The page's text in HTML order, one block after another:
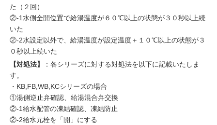
た（２回）
②-1水側全開位置で給湯温度が６０℃以上の状態が３０秒以上続
いた
②-2水設定以外で、給湯温度が設定温度＋１０℃以上の状態が３
０秒以上続いた
【対処法】
：各シリーズに対する対処法を以下に記載いたしま
す。
・KB,FB,WB,KCシリーズの場合
①湯側逆止弁確認、給湯混合弁交換
②-1給水配管の凍結確認、凍結防止
②-2給水元栓を「開」にする